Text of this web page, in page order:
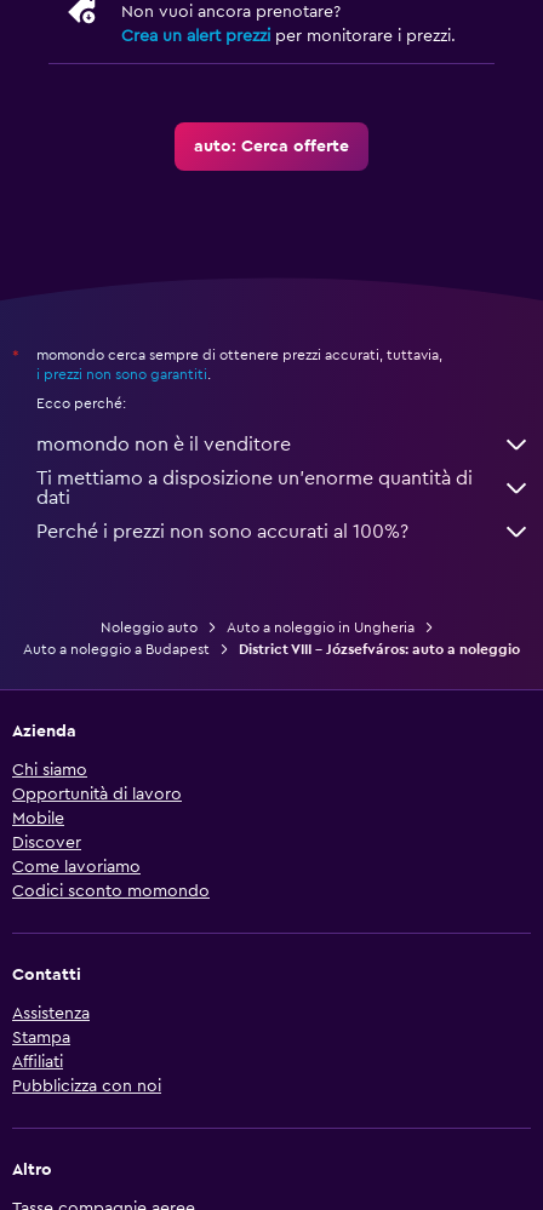
Non vuoi ancora prenotare?
Crea un alert prezzi per monitorare i prezzi.
auto: Cerca offerte
*
momondo cerca sempre di ottenere prezzi accurati, tuttavia,
i prezzi non sono garantiti.
Ecco perché:
momondo non è il venditore
Ti mettiamo a disposizione un’enorme quantità di
dati
Perché i prezzi non sono accurati al 100%?
Noleggio auto
Auto a noleggio in Ungheria
Auto a noleggio a Budapest
District VIII - Józsefváros: auto a noleggio
Azienda
Chi siamo
Opportunità di lavoro
Mobile
Discover
Come lavoriamo
Codici sconto momondo
Contatti
Assistenza
Stampa
Affiliati
Pubblicizza con noi
Altro